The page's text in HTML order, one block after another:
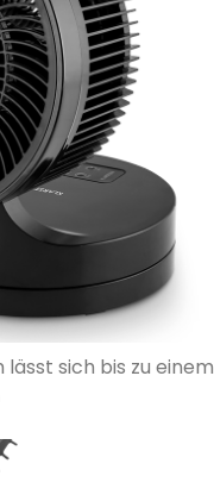
sich bis zu einem